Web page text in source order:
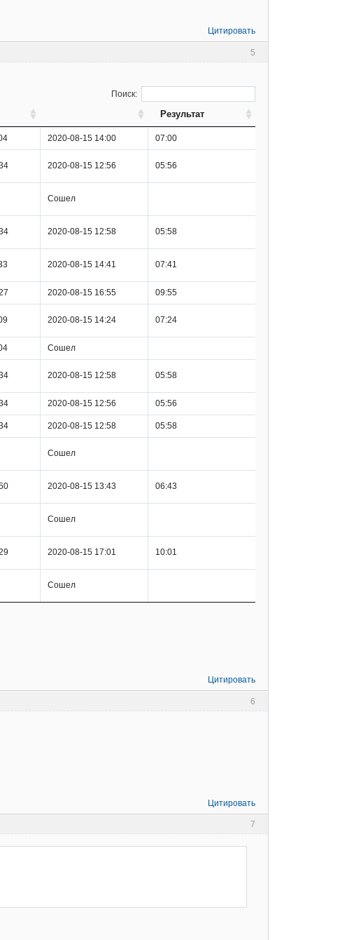
Цитировать
5
Поиск:
Результат
2020-08-15 14:00 07:00
2020-08-15 12:56 05:56
Сошел
2020-08-15 12:58 05:58
2020-08-15 14:41 07:41
2020-08-15 16:55 09:55
2020-08-15 14:24 07:24
Сошел
2020-08-15 12:58 05:58
2020-08-15 12:56 05:56
2020-08-15 12:58 05:58
Сошел
2020-08-15 13:43 06:43
Сошел
2020-08-15 17:01 10:01
Сошел
Цитировать
6
Цитировать
7